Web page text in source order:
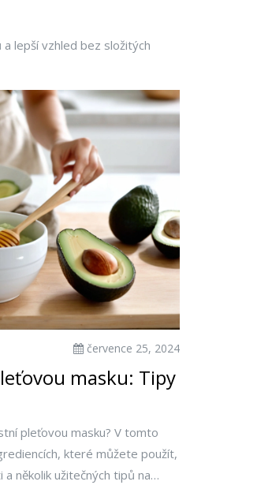
lepší vzhled bez složitých
července 25, 2024
masku: Tipy
pleťovou masku? V tomto
které můžete použít,
několik užitečných tipů na